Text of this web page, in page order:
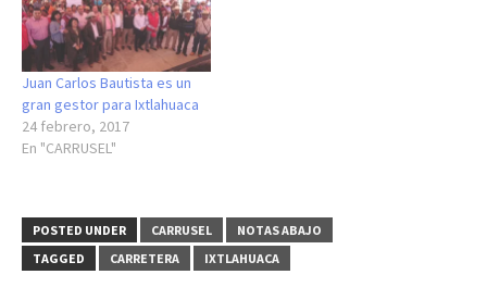
Juan Carlos Bautista es un
gran gestor para Ixtlahuaca
24 febrero, 2017
En "CARRUSEL"
POSTED UNDER CARRUSEL
NOTAS ABAJO
TAGGED
CARRETERA IXTLAHUACA